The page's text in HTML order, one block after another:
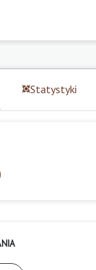
Statystyki